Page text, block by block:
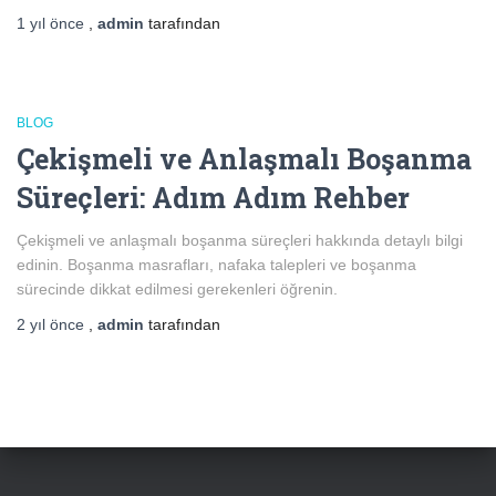
1 yıl önce admin tarafından
BLOG
Çekişmeli ve Anlaşmalı Boşanma
Süreçleri: Adım Adım Rehber
Çekişmeli ve anlaşmalı boşanma süreçleri hakkında detaylı bilgi
edinin. Boşanma masrafları, nafaka talepleri ve boşanma
sürecinde dikkat edilmesi gerekenleri öğrenin.
2 yıl önce admin tarafından